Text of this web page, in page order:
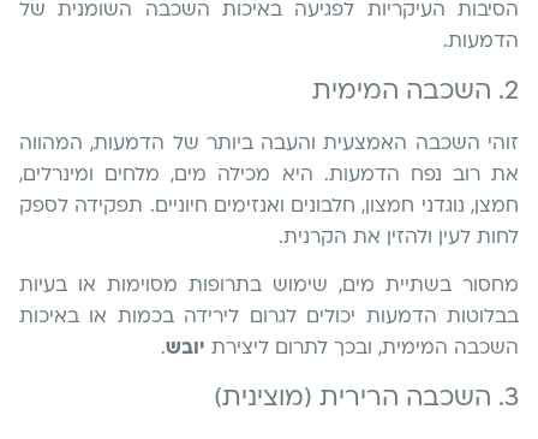
הסיבות העיקריות לפגיעה באיכות השכבה השומנית של
הדמעות.
2. השכבה המימית
זוהי השכבה האמצעית והעבה ביותר של הדמעות, המהווה
את רוב נפח הדמעות. היא מכילה מים, מלחים ומינרלים,
חמצן, נוגדני חמצון, חלבונים ואנזימים חיוניים. תפקידה לספק
לחות לעין ולהזין את הקרנית.
מחסור בשתיית מים, שימוש בתרופות מסוימות או בעיות
בבלוטות הדמעות יכולים לגרום לירידה בכמות או באיכות
השכבה המימית, ובכך לתרום ליצירת יובש.
3. השכבה הרירית (מוצינית)